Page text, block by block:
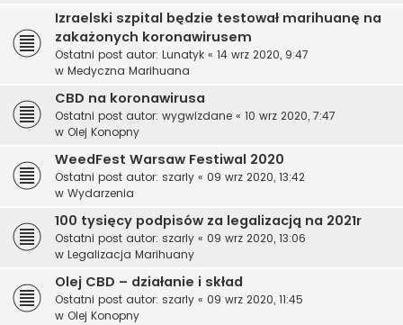
Izraelski szpital będzie testował marihuanę na
zakażonych koronawirusem
Ostatni post autor: Lunatyk « 14 wrz 2020, 9:47
w Medyczna Marihuana
CBD na koronawirusa
Ostatni post autor: wygwizdane « 10 wrz 2020, 7:47
w Olej Konopny
WeedFest Warsaw Festiwal 2020
Ostatni post autor: szarly « 09 wrz 2020, 13:42
w Wydarzenia
100 tysięcy podpisów za legalizacją na 2021r
Ostatni post autor: szarly « 09 wrz 2020, 13:06
w Legalizacja Marihuany
Olej CBD – działanie i skład
Ostatni post autor: szarly « 09 wrz 2020, 11:45
w Olej Konopny